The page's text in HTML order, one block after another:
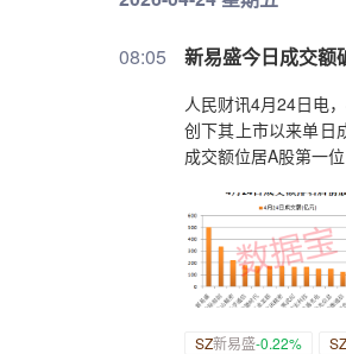
08:05 新易盛今日成交额
人民财讯4月24日电
创下其上市以来单日
成交额位居A股第一
SZ新易盛-0.22% SZ